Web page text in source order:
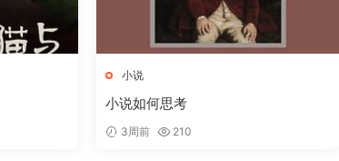
小说
小说如何思考
3周前 210